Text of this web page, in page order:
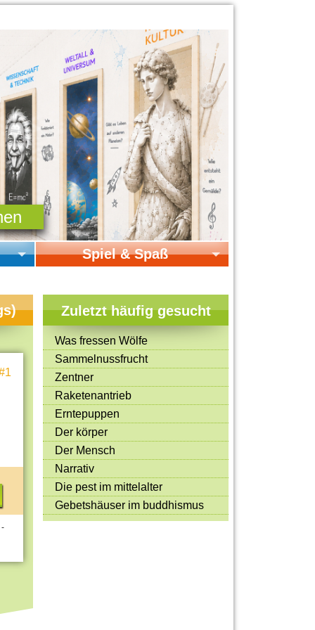
Spiel & Spaß
Online-Spiele
Mitmachen & Kreatives
Bücher & Filme
Quiz-Spiele
Spiele & Ideen
Jugendreporter
Rezeptideen
Game-Tests
Reisen, Events & Sport
E-Cards
-
Zuletzt häufig gesucht
Was fressen Wölfe
Sammelnussfrucht
Zentner
Raketenantrieb
Erntepuppen
Der körper
Der Mensch
Narrativ
Die pest im mittelalter
Gebetshäuser im buddhismus